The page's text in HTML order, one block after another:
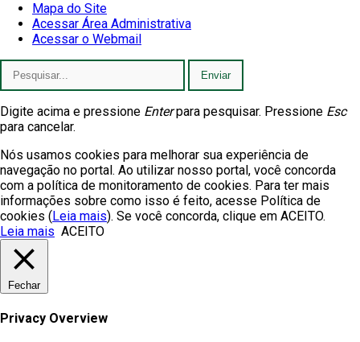
Mapa do Site
Acessar Área Administrativa
Acessar o Webmail
Enviar
Digite acima e pressione Enterpara pesquisar. Pressione Esc
para cancelar.
Nós usamos cookies para melhorar sua experiência de
navegação no portal. Ao utilizar nosso portal, você concorda
com a política de monitoramento de cookies. Para ter mais
informações sobre como isso é feito, acesse Política de
cookies (Leia mais). Se você concorda, clique em ACEITO.
Leia mais ACEITO
Fechar
Privacy Overview